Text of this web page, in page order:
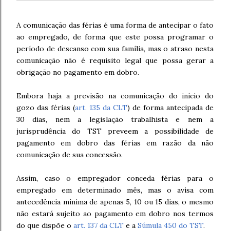
A comunicação das férias é uma forma de antecipar o fato
ao empregado, de forma que este possa programar o
período de descanso com sua família, mas o atraso nesta
comunicação não é requisito legal que possa gerar a
obrigação no pagamento em dobro.
Embora haja a previsão na comunicação do início do
gozo das férias (art. 135 da CLT) de forma antecipada de
30 dias, nem a legislação trabalhista e nem a
jurisprudência do TST preveem a possibilidade de
pagamento em dobro das férias em razão da não
comunicação de sua concessão.
Assim, caso o empregador conceda férias para o
empregado em determinado mês, mas o avisa com
antecedência mínima de apenas 5, 10 ou 15 dias, o mesmo
não estará sujeito ao pagamento em dobro nos termos
do que dispõe o art. 137 da CLT e a Súmula 450 do TST.